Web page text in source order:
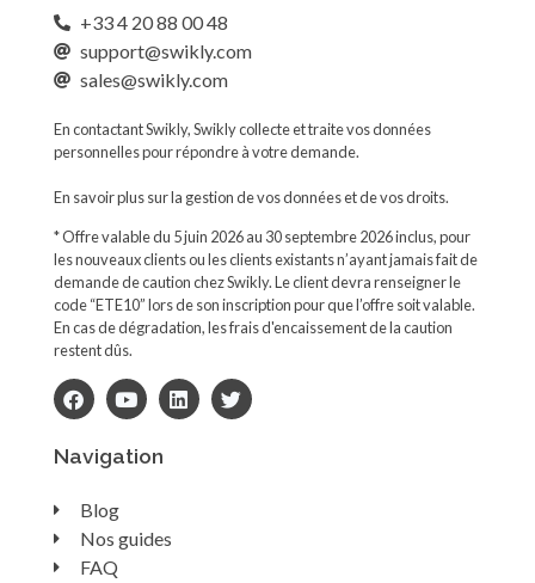
+33 4 20 88 00 48
support@swikly.com
sales@swikly.com
En contactant Swikly, Swikly collecte et traite vos données
personnelles pour répondre à votre demande.
En savoir plus sur la gestion de vos données et de vos droits.
* Offre valable du 5 juin 2026 au 30 septembre 2026 inclus, pour
les nouveaux clients ou les clients existants n’ayant jamais fait de
demande de caution chez Swikly. Le client devra renseigner le
code “ETE10” lors de son inscription pour que l’offre soit valable.
En cas de dégradation, les frais d'encaissement de la caution
restent dûs.
Navigation
Blog
Nos guides
FAQ